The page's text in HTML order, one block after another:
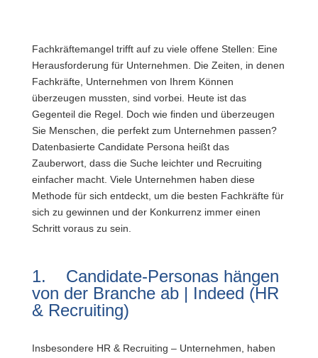
Fachkräftemangel trifft auf zu viele offene Stellen: Eine
Herausforderung für Unternehmen. Die Zeiten, in denen
Fachkräfte, Unternehmen von Ihrem Können
überzeugen mussten, sind vorbei. Heute ist das
Gegenteil die Regel. Doch wie finden und überzeugen
Sie Menschen, die perfekt zum Unternehmen passen?
Datenbasierte Candidate Persona heißt das
Zauberwort, dass die Suche leichter und Recruiting
einfacher macht. Viele Unternehmen haben diese
Methode für sich entdeckt, um die besten Fachkräfte für
sich zu gewinnen und der Konkurrenz immer einen
Schritt voraus zu sein.
1. Candidate-Personas hängen
von der Branche ab | Indeed (HR
& Recruiting)
Insbesondere HR & Recruiting – Unternehmen, haben